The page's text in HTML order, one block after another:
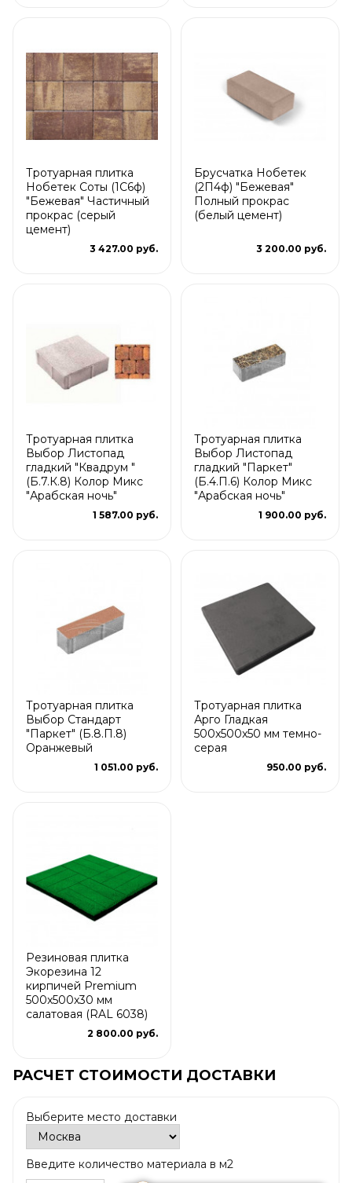
Тротуарная плитка
Нобетек Соты (1С6ф)
"Бежевая" Частичный
прокрас (серый
цемент)
3 427.00 руб.
Брусчатка Нобетек
(2П4ф) "Бежевая"
Полный прокрас
(белый цемент)
3 200.00 руб.
Тротуарная плитка
Выбор Листопад
гладкий "Квадрум "
(Б.7.К.8) Колор Микс
"Арабская ночь"
1 587.00 руб.
Тротуарная плитка
Выбор Листопад
гладкий "Паркет"
(Б.4.П.6) Колор Микс
"Арабская ночь"
1 900.00 руб.
Тротуарная плитка
Выбор Стандарт
"Паркет" (Б.8.П.8)
Оранжевый
1 051.00 руб.
Тротуарная плитка
Арго Гладкая
500x500x50 мм темно-
серая
950.00 руб.
Резиновая плитка
Экорезина 12
кирпичей Premium
500x500x30 мм
салатовая (RAL 6038)
2 800.00 руб.
РАСЧЕТ СТОИМОСТИ ДОСТАВКИ
Выберите место доставки
Введите количество материала в м2